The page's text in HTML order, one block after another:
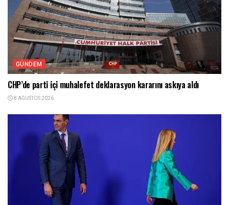
GÜNDEM
CHP’de parti içi muhalefet deklarasyon kararını askıya aldı
8 AĞUSTOS 2026